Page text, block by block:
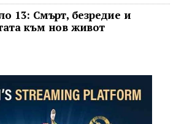
13: Смърт, безредие и
към нов живот